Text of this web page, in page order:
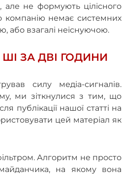
не формують цілісного
немає системних
або взагалі неіснуючою.
ЗА ДВІ ГОДИНИ
силу медіа-сигналів.
ми зіткнулися з тим, що
публікації нашої статті на
цей матеріал як
Алгоритм не просто
на якому вона